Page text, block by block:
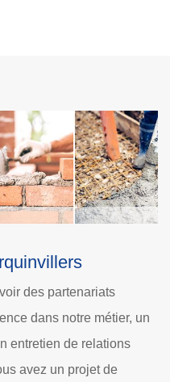
de
de chape ou de dalle dans
complète de travaux
On distingue la